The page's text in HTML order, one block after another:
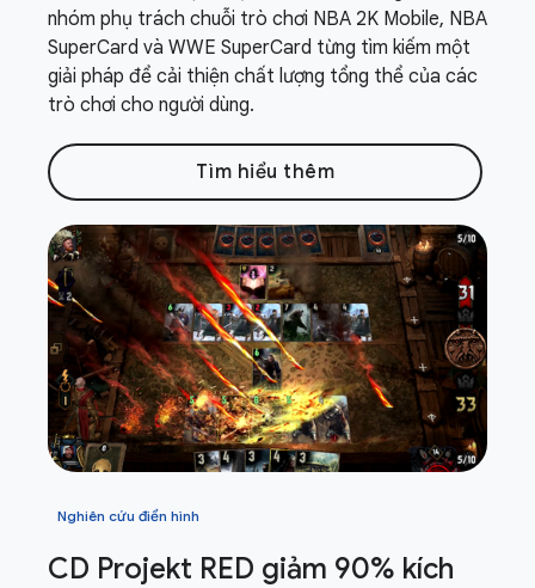
nhóm phụ trách chuỗi trò chơi NBA 2K Mobile, NBA
SuperCard và WWE SuperCard từng tìm kiếm một
giải pháp để cải thiện chất lượng tổng thể của các
trò chơi cho người dùng.
Tìm hiểu thêm
Nghiên cứu điển hình
CD Projekt RED giảm 90% kích